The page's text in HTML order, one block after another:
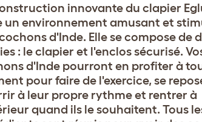
innovante du clapier
un environnement amusant et
d'Inde. Elle se compose de
: le clapier et l'enclos sécurisé.
d'Inde pourront en profiter à
pour faire de l'exercice, se
à leur propre rythme et rentrer à
quand ils le souhaitent. Tous